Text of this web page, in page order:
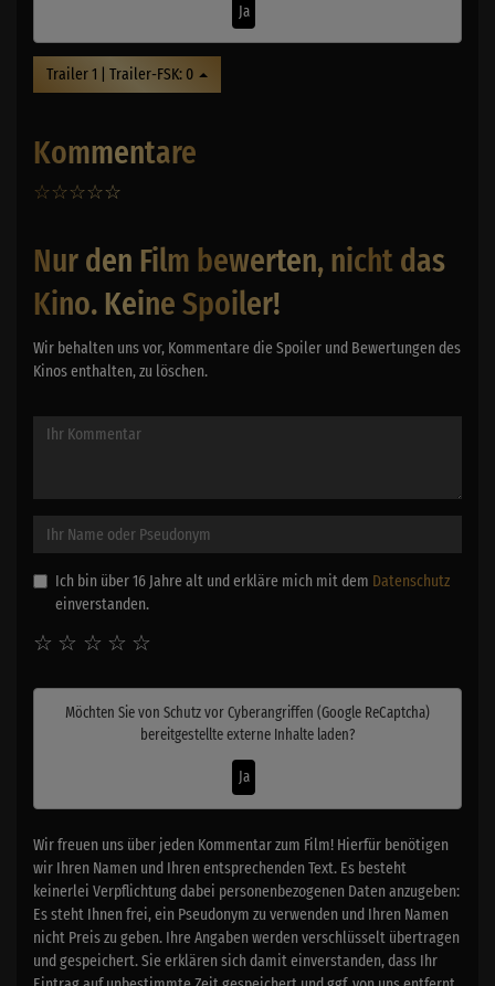
Ja
Trailer 1 | Trailer-FSK: 0
Kommentare
☆☆☆☆☆
Nur den Film bewerten, nicht das
Kino. Keine Spoiler!
Wir behalten uns vor, Kommentare die Spoiler und Bewertungen des
Kinos enthalten, zu löschen.
Ich bin über 16 Jahre alt und erkläre mich mit dem Datenschutz
einverstanden.
☆
☆
☆
☆
☆
Möchten Sie von Schutz vor Cyberangriffen (Google ReCaptcha)
bereitgestellte externe Inhalte laden?
Ja
Wir freuen uns über jeden Kommentar zum Film! Hierfür benötigen
wir Ihren Namen und Ihren entsprechenden Text. Es besteht
keinerlei Verpflichtung dabei personenbezogenen Daten anzugeben:
Es steht Ihnen frei, ein Pseudonym zu verwenden und Ihren Namen
nicht Preis zu geben. Ihre Angaben werden verschlüsselt übertragen
und gespeichert. Sie erklären sich damit einverstanden, dass Ihr